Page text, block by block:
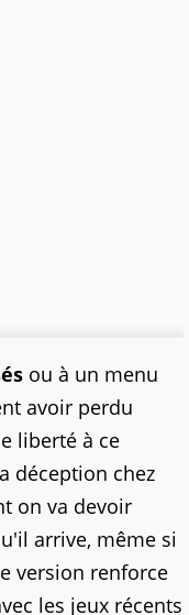
ou à un menu
avoir perdu
liberté à ce
déception chez
on va devoir
arrive, même si
version renforce
les jeux récents